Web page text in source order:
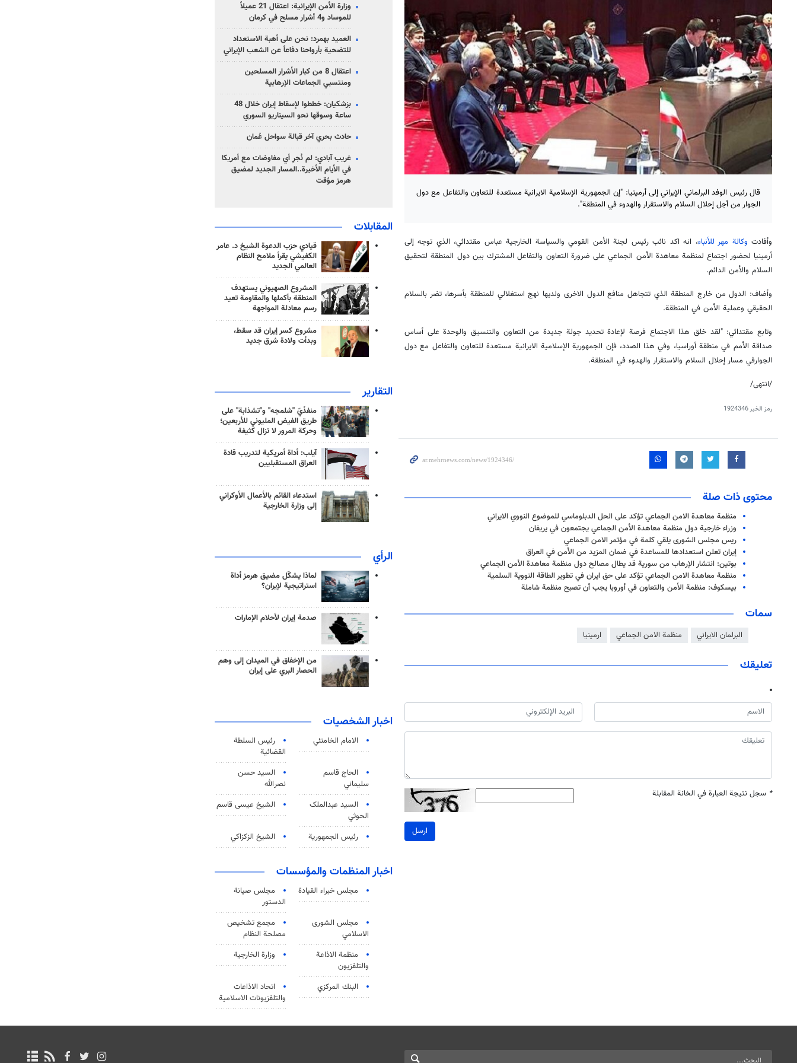
قال رئيس الوفد البرلماني الإيراني إلى أرمينيا: "إن الجمهورية الإسلامية الایرانیة مستعدة للتعاون والتفاعل مع دول
الجوار من أجل إحلال السلام والاستقرار والهدوء في المنطقة".
وأفادت وكالة مهر للأنباء، انه اكد نائب رئيس لجنة الأمن القومي والسياسة الخارجية عباس مقتدائي، الذي توجه إلى
أرمينيا لحضور اجتماع لمنظمة معاهدة الأمن الجماعي على ضرورة التعاون والتفاعل المشترك بين دول المنطقة لتحقيق
السلام والأمن الدائم.
وأضاف: الدول من خارج المنطقة الذي تتجاهل منافع الدول الاخرى ولديها نهج استغلالي للمنطقة بأسرها، تضر بالسلام
الحقيقي وعملية الأمن في المنطقة.
وتابع مقتدائي: "لقد خلق هذا الاجتماع فرصة لإعادة تحديد جولة جديدة من التعاون والتنسيق والوحدة على أساس
صداقة الأمم في منطقة أوراسيا، وفي هذا الصدد، فإن الجمهورية الإسلامية الايرانية مستعدة للتعاون والتفاعل مع دول
الجوارفي مسار إحلال السلام والاستقرار والهدوء في المنطقة.
/انتهى/
رمز الخبر1924346
محتوى ذات صلة
منظمة معاهدة الامن الجماعي تؤكد على الحل الدبلوماسي للموضوع النووي الايراني
وزراء خارجية دول منظمة معاهدة الأمن الجماعي يجتمعون في يريفان
ريس مجلس الشورى يلقي كلمة في مؤتمر الامن الجماعي
إيران تعلن استعدادها للمساعدة في ضمان المزيد من الأمن في العراق
بوتين: انتشار الإرهاب من سورية قد يطال مصالح دول منظمة معاهدة الأمن الجماعي
منظمة معاهدة الامن الجماعي تؤكد على حق ايران في تطوير الطاقة النووية السلمية
بيسكوف: منظمة الأمن والتعاون في أوروبا يجب أن تصبح منظمة شاملة
سمات
البرلمان الايراني منظمة الامن الجماعي ارمينيا
تعليقك
* سجل نتيجة العبارة في الخانة المقابلة
ارسل
وزارة الأمن الإيرانية: اعتقال 21 عميلاً
للموساد و4 أشرار مسلح في كرمان
العميد بهمرد: نحن على أهبة الاستعداد
للتضحية بأرواحنا دفاعاً عن الشعب الإيراني
اعتقال 8 من كبار الأشرار المسلحين
ومنتسبي الجماعات الإرهابية
بزشكيان: خططوا لإسقاط إيران خلال 48
ساعة وسوقها نحو السيناريو السوري
حادث بحري آخر قبالة سواحل عُمان
غريب آبادي: لم نُجرِ أي مفاوضات مع أمريكا
في الأيام الأخيرة..المسار الجديد لمضيق
هرمز مؤقت
المقابلات
قيادي حزب الدعوة الشيخ د. عامر
الكفيشي يقرأ ملامح النظام
العالمي الجديد
المشروع الصهيوني يستهدف
المنطقة بأكملها والمقاومة تعيد
رسم معادلة المواجهة
مشروع كسر إيران قد سقط،
وبدأت ولادة شرق جديد
التقارير
منفذَيّ "شلمجه" و"تشذابة" على
طريق الفيض المليوني للأربعين؛
وحركة المرور لا تزال كثيفة
آيلب: أداة أمريكية لتدريب قادة
العراق المستقبليين
استدعاء القائم بالأعمال الأوكراني
إلى وزارة الخارجية
الرأي
لماذا يشكّل مضيق هرمز أداة
استراتيجية لإيران؟
صدمة إيران لأحلام الإمارات
من الإخفاق في الميدان إلى وهم
الحصار البري على إيران
اخبار الشخصيات
الامام الخامنئي
رئیس السلطة
القضائیة
الحاج قاسم
سليماني
السيد حسن
نصرالله
السید عبدالملک
الحوثي
الشيخ عيسى قاسم
رئيس الجمهورية الشيخ الزكزاكي
اخبار المنظمات والمؤسسات
مجلس خبراء القيادة
مجلس صيانة
الدستور
مجلس الشورى
الاسلامي
مجمع تشخيص
مصلحة النظام
منظمة الاذاعة
والتلفزیون
وزارة الخارجية
البنك المركزي
اتحاد الاذاعات
والتلفزيونات الاسلامية